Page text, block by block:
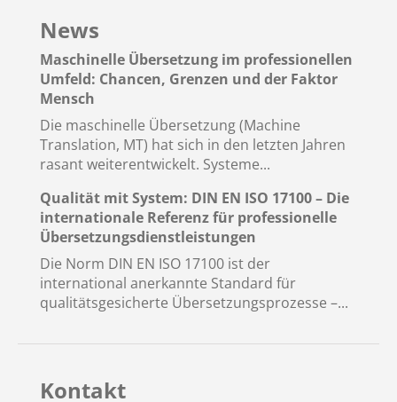
News
Maschinelle Übersetzung im professionellen
Umfeld: Chancen, Grenzen und der Faktor
Mensch
Die maschinelle Übersetzung (Machine
Translation, MT) hat sich in den letzten Jahren
rasant weiterentwickelt. Systeme...
Qualität mit System: DIN EN ISO 17100 – Die
internationale Referenz für professionelle
Übersetzungsdienstleistungen
Die Norm DIN EN ISO 17100 ist der
international anerkannte Standard für
qualitätsgesicherte Übersetzungsprozesse –...
Kontakt